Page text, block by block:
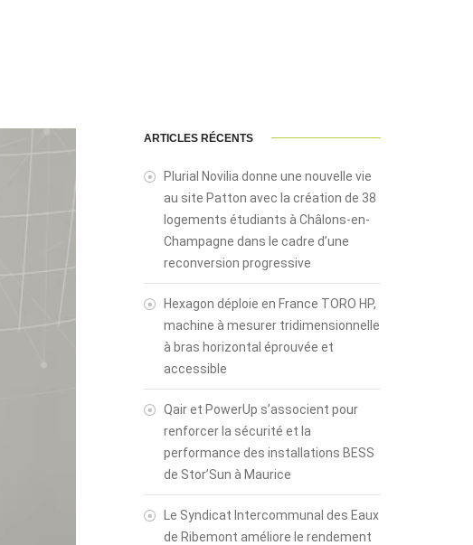
ARTICLES RÉCENTS
Plurial Novilia donne une nouvelle vie
au site Patton avec la création de 38
logements étudiants à Châlons-en-
Champagne dans le cadre d’une
reconversion progressive
Hexagon déploie en France TORO HP,
machine à mesurer tridimensionnelle
à bras horizontal éprouvée et
accessible
Qair et PowerUp s’associent pour
renforcer la sécurité et la
performance des installations BESS
de Stor’Sun à Maurice
Le Syndicat Intercommunal des Eaux
de Ribemont améliore le rendement